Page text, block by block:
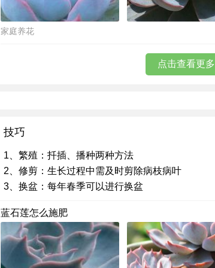
家庭养花
点击查看更多
技巧
1、繁殖：扦插、播种两种方法
2、修剪：生长过程中需及时剪除病枝病叶
3、换盆：每年春季可以进行换盆
蓝石莲怎么施肥